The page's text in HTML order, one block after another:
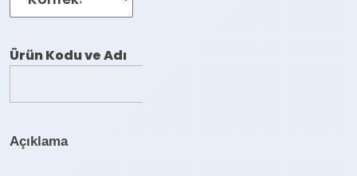
Ürün Kodu ve Adı
Açıklama